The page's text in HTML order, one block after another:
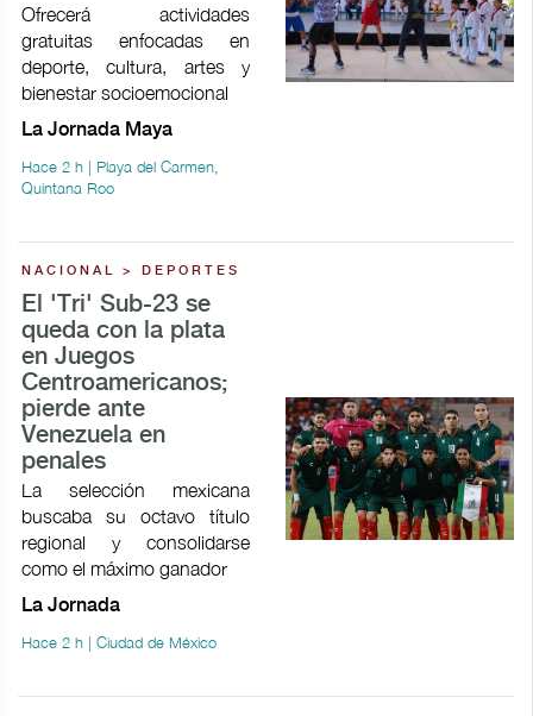
Ofrecerá actividades
gratuitas enfocadas en
deporte, cultura, artes y
bienestar socioemocional
La Jornada Maya
Hace 2 h | Playa del Carmen,
Quintana Roo
NACIONAL > DEPORTES
El 'Tri' Sub-23 se
queda con la plata
en Juegos
Centroamericanos;
pierde ante
Venezuela en
penales
La selección mexicana
buscaba su octavo título
regional y consolidarse
como el máximo ganador
La Jornada
Hace 2 h | Ciudad de México